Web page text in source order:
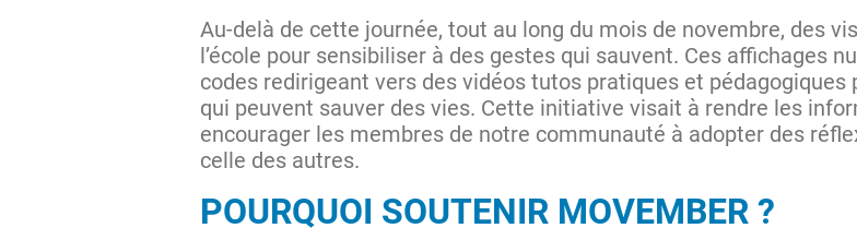
Au-delà de cette journée, tout au long du mois de novembre, des
l’école pour sensibiliser à des gestes qui sauvent. Ces affichages
codes redirigeant vers des vidéos tutos pratiques et
qui peuvent sauver des vies. Cette initiative visait à rendre les
encourager les membres de notre communauté à adopter des
celle des autres.
POURQUOI SOUTENIR MOVEMBER ?